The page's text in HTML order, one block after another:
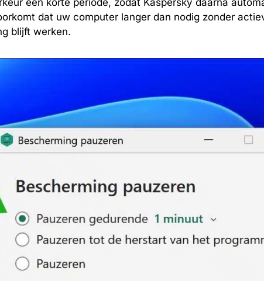
dat uw computer langer dan nodig zonder
blijft werken.